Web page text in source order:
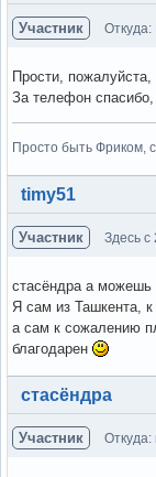
Участник Откуда:
Прости,
За телефон
Просто быть Фриком,
Вне форума
timy51
Участник Здесь с
стасёндра а можешь
Я сам из Ташкента,
а сам к сожалению
благодарен
Вне форума
стасёндра
Участник Откуда: